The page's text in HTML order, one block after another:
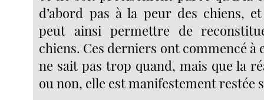
d’abord pas à la peur des chiens,
peut ainsi permettre de
chiens. Ces derniers ont commencé à
ne sait pas trop quand, mais que la
ou non, elle est manifestement restée